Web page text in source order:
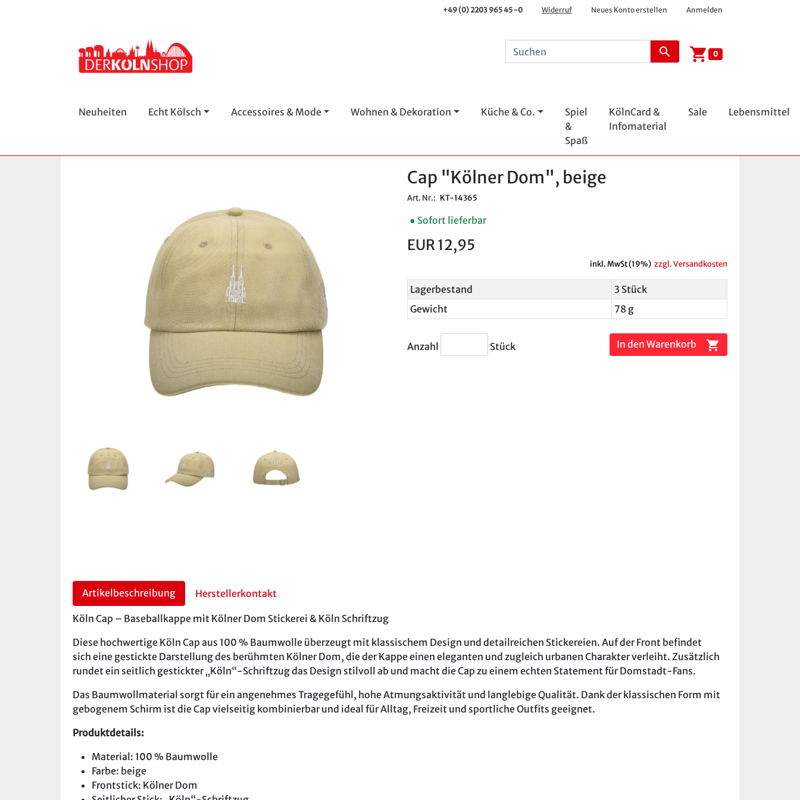
+49 (0) 2203 965 45 -0 Widerruf Neues Konto erstellen Anmelden
search shopping_cart 0
Neuheiten Echt Kölsch Accessoires & Mode Wohnen & Dekoration Küche & Co.
Spiel
&
Spaß
KölnCard &
Infomaterial
Sale Lebensmittel
Cap "Kölner Dom", beige
Art. Nr.: KT-14365
● Sofort lieferbar
EUR 12,95
inkl. MwSt (19%) zzgl. Versandkosten
Lagerbestand
3 Stück
Gewicht
78 g
Anzahl Stück In den Warenkorb shopping_cart
Artikelbeschreibung Herstellerkontakt
Köln Cap – Baseballkappe mit Kölner Dom Stickerei & Köln Schriftzug
Diese hochwertige Köln Cap aus 100 % Baumwolle überzeugt mit klassischem Design und detailreichen Stickereien. Auf der Front befindet
sich eine gestickte Darstellung des berühmten Kölner Dom, die der Kappe einen eleganten und zugleich urbanen Charakter verleiht. Zusätzlich
rundet ein seitlich gestickter „Köln“-Schriftzug das Design stilvoll ab und macht die Cap zu einem echten Statement für Domstadt-Fans.
Das Baumwollmaterial sorgt für ein angenehmes Tragegefühl, hohe Atmungsaktivität und langlebige Qualität. Dank der klassischen Form mit
gebogenem Schirm ist die Cap vielseitig kombinierbar und ideal für Alltag, Freizeit und sportliche Outfits geeignet.
Produktdetails:
Material: 100 % Baumwolle
Farbe: beige
Frontstick: Kölner Dom